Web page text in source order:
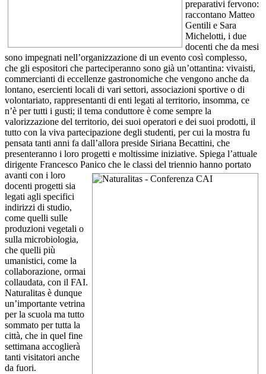
preparativi fervono:
raccontano Matteo
Gentili e Sara
Michelotti, i due
docenti che da mesi
sono impegnati nell’organizzazione di un evento così complesso,
che gli espositori che parteciperanno sono già un’ottantina: vivaisti,
commercianti di eccellenze gastronomiche che vengono anche da
lontano, esercienti locali di vari settori, associazioni sportive o di
volontariato, rappresentanti di enti legati al territorio, insomma, ce
n’è per tutti i gusti; il tema conduttore è come sempre la
valorizzazione del territorio, dei suoi operatori e dei suoi prodotti, il
tutto con la viva partecipazione degli studenti, per cui la mostra fu
pensata tanti anni fa dall’allora preside Siriana Becattini, che
presenteranno i loro progetti e moltissime iniziative. Spiega l’attuale
dirigente Francesco Panico che le classi del triennio hanno portato
avanti con i loro
docenti progetti sia
legati agli specifici
indirizzi di studio,
come quelli sulle
produzioni vegetali o
sulla microbiologia,
che quelli più
umanistici, come la
collaborazione, ormai
collaudata, con il FAI.
Naturalitas è dunque
un’importante vetrina
per la scuola ma tutto
sommato per tutta la
città, che in quel fine
settimana accoglierà
tanti visitatori anche
da fuori.